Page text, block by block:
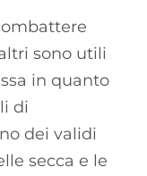
sono utili
in quanto
di
dei validi
secca e le